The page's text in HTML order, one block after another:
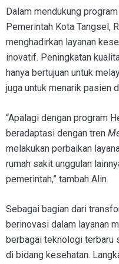
Dalam mendukung
Pemerintah Kota Tangsel,
menghadirkan layanan
inovatif. Peningkatan
hanya bertujuan untuk
juga untuk menarik pasien
“Apalagi dengan program
beradaptasi dengan tren
melakukan perbaikan
rumah sakit unggulan
pemerintah,” tambah Alin.
Sebagai bagian dari
berinovasi dalam layanan
berbagai teknologi terbaru
di bidang kesehatan.